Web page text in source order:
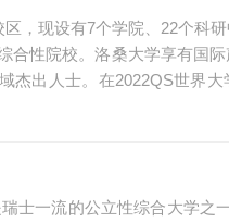
，现设有7个学院、22个科
性院校。洛桑大学享有国
杰出人士。在2022QS世界
士一流的公立性综合大学之